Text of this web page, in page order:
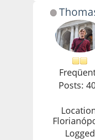
Posts:
Logged